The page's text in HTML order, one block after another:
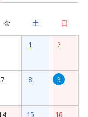
金 土 日
1 2
7 8 9
15
16